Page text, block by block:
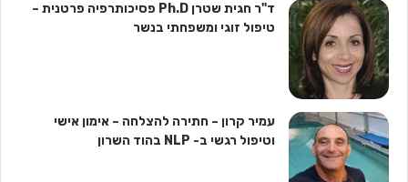
ד"ר חגית שטרן Ph.D פסיכותרפיה פרטנית –
טיפול זוגי ומשפחתי בנשר
עמיר קרון – חתירה להצלחה – אימון אישי
וטיפול רגשי ב- NLP בהוד השרון